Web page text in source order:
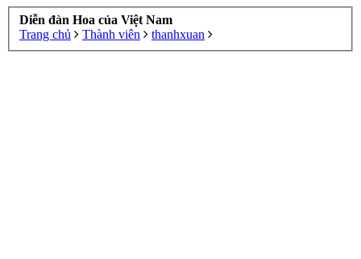
Diễn đàn Hoa của Việt Nam
Trang chủ
Thành viên thanhxuan